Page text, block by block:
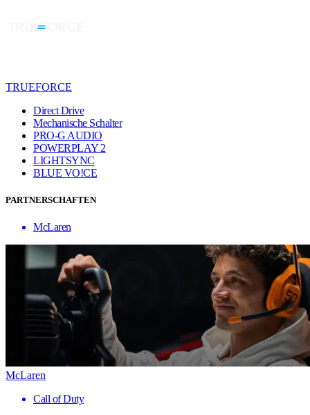
TRUEFORCE
Direct Drive
Mechanische Schalter
PRO-G AUDIO
POWERPLAY 2
LIGHTSYNC
BLUE VO!CE
PARTNERSCHAFTEN
McLaren
McLaren
Call of Duty